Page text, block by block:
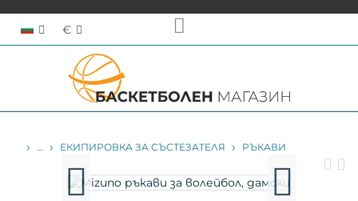
€
НАЧАЛО
… ЕКИПИРОВКА ЗА СЪСТЕЗАТЕЛЯ РЪКАВИ